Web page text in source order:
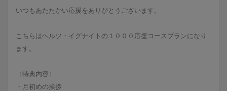
いつもあたたかい応援をありがとうございます。
こちらはヘルツ・イグナイトの１０００応援コースプランになり
ます。
〈特典内容〉
・月初めの挨拶